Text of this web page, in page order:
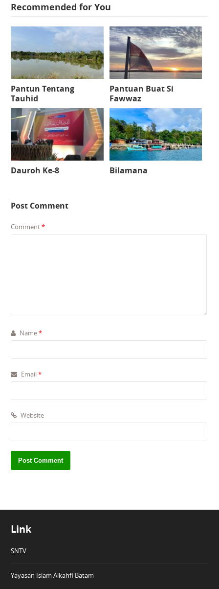
Recommended for You
Pantun Tentang
Tauhid
Pantuan Buat Si
Fawwaz
Dauroh Ke-8 Bilamana
Post Comment
Comment*
Name*
Email*
Website
Link
SNTV
Yayasan Islam Alkahfi Batam